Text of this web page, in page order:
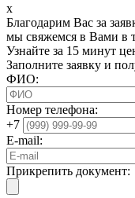
x
Благодарим Вас за
мы свяжемся в Вами в
Узнайте за 15 минут
Заполните заявку и
ФИО:
Номер телефона:
+7
E-mail:
Прикрепить документ: